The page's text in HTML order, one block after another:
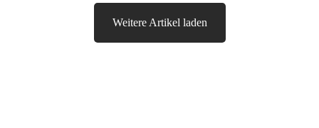
Weitere Artikel laden